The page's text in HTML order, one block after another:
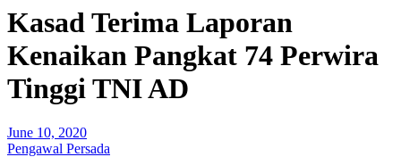
Kasad Terima Laporan
Kenaikan Pangkat 74 Perwira
Tinggi TNI AD
June 10, 2020
Pengawal Persada